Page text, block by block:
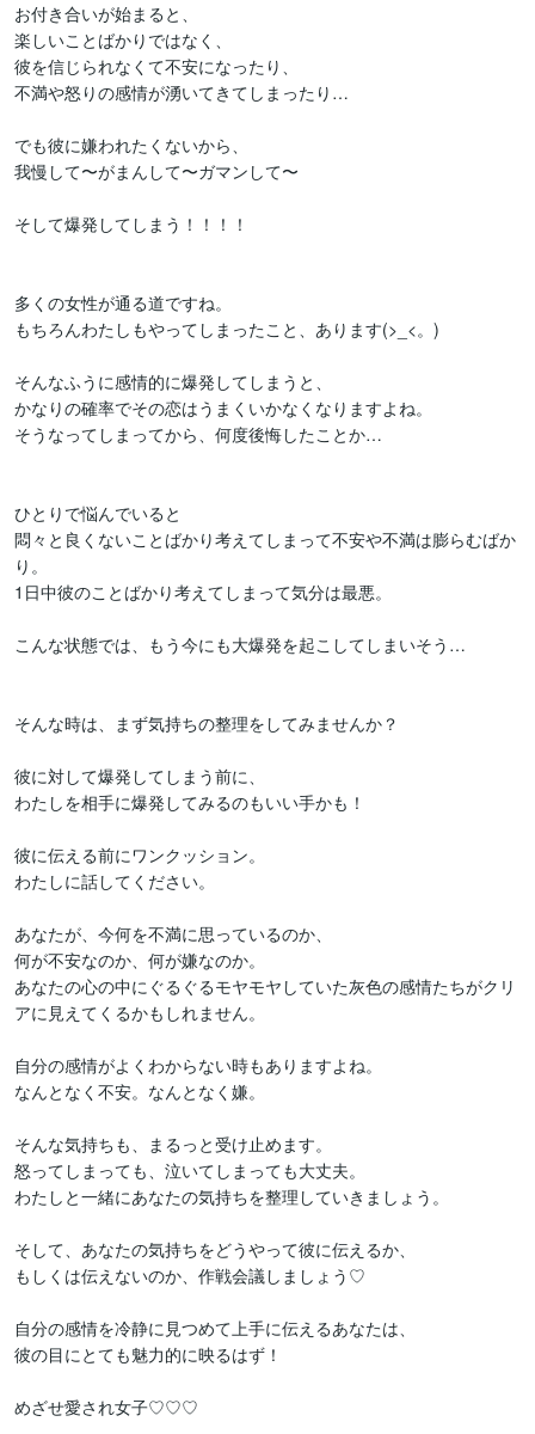
お付き合いが始まると、
楽しいことばかりではなく、
彼を信じられなくて不安になったり、
不満や怒りの感情が湧いてきてしまったり…
でも彼に嫌われたくないから、
我慢して〜がまんして〜ガマンして〜
そして爆発してしまう！！！！
多くの女性が通る道ですね。
もちろんわたしもやってしまったこと、あります(>_<。)
そんなふうに感情的に爆発してしまうと、
かなりの確率でその恋はうまくいかなくなりますよね。
そうなってしまってから、何度後悔したことか…
ひとりで悩んでいると
悶々と良くないことばかり考えてしまって不安や不満は膨らむばか
り。
1日中彼のことばかり考えてしまって気分は最悪。
こんな状態では、もう今にも大爆発を起こしてしまいそう…
そんな時は、まず気持ちの整理をしてみませんか？
彼に対して爆発してしまう前に、
わたしを相手に爆発してみるのもいい手かも！
彼に伝える前にワンクッション。
わたしに話してください。
あなたが、今何を不満に思っているのか、
何が不安なのか、何が嫌なのか。
あなたの心の中にぐるぐるモヤモヤしていた灰色の感情たちがクリ
アに見えてくるかもしれません。
自分の感情がよくわからない時もありますよね。
なんとなく不安。なんとなく嫌。
そんな気持ちも、まるっと受け止めます。
怒ってしまっても、泣いてしまっても大丈夫。
わたしと一緒にあなたの気持ちを整理していきましょう。
そして、あなたの気持ちをどうやって彼に伝えるか、
もしくは伝えないのか、作戦会議しましょう♡
自分の感情を冷静に見つめて上手に伝えるあなたは、
彼の目にとても魅力的に映るはず！
めざせ愛され女子♡♡♡